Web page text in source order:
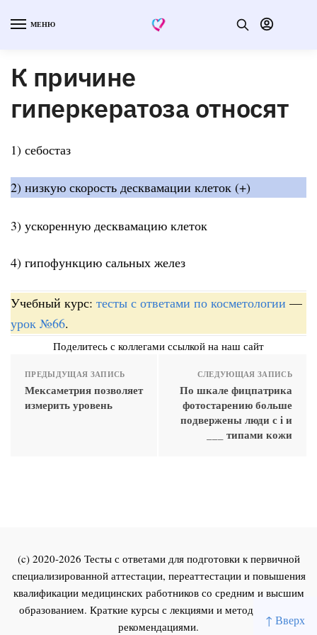
↑ Вверх
МЕНЮ
К причине
гиперкератоза относят
1) себостаз
2) низкую скорость десквамации клеток (+)
3) ускоренную десквамацию клеток
4) гипофункцию сальных желез
Учебный курс: тесты с ответами по косметологии —
урок №66.
Поделитесь с коллегами ссылкой на наш сайт
ПРЕДЫДУЩАЯ ЗАПИСЬ
Мексаметрия позволяет
измерить уровень
СЛЕДУЮЩАЯ ЗАПИСЬ
По шкале фицпатрика
фотостарению больше
подвержены люди с i и
___ типами кожи
(c) 2020-2026 Тесты с ответами для подготовки к первичной
специализированной аттестации, переаттестации и повышения
квалификации медицинских работников со средним и высшим
образованием. Краткие курсы с лекциями и методическими
рекомендациями.